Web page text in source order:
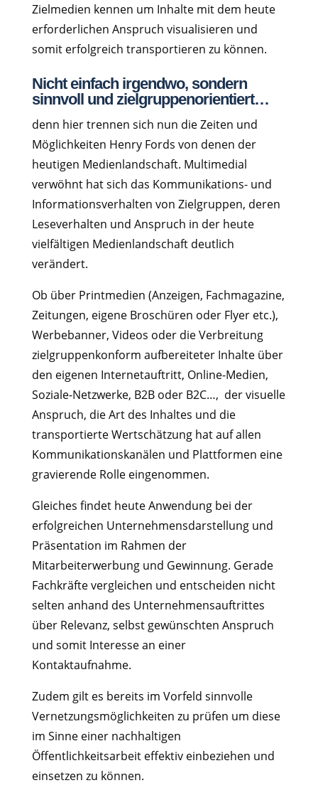
Zielmedien kennen um Inhalte mit dem heute
erforderlichen Anspruch visualisieren und
somit erfolgreich transportieren zu können.
Nicht einfach irgendwo, sondern
sinnvoll und zielgruppenorientiert…
denn hier trennen sich nun die Zeiten und
Möglichkeiten Henry Fords von denen der
heutigen Medienlandschaft. Multimedial
verwöhnt hat sich das Kommunikations- und
Informationsverhalten von Zielgruppen, deren
Leseverhalten und Anspruch in der heute
vielfältigen Medienlandschaft deutlich
verändert.
Ob über Printmedien (Anzeigen, Fachmagazine,
Zeitungen, eigene Broschüren oder Flyer etc.),
Werbebanner, Videos oder die Verbreitung
zielgruppenkonform aufbereiteter Inhalte über
den eigenen Internetauftritt, Online-Medien,
Soziale-Netzwerke, B2B oder B2C…, der visuelle
Anspruch, die Art des Inhaltes und die
transportierte Wertschätzung hat auf allen
Kommunikationskanälen und Plattformen eine
gravierende Rolle eingenommen.
Gleiches findet heute Anwendung bei der
erfolgreichen Unternehmensdarstellung und
Präsentation im Rahmen der
Mitarbeiterwerbung und Gewinnung. Gerade
Fachkräfte vergleichen und entscheiden nicht
selten anhand des Unternehmensauftrittes
über Relevanz, selbst gewünschten Anspruch
und somit Interesse an einer
Kontaktaufnahme.
Zudem gilt es bereits im Vorfeld sinnvolle
Vernetzungsmöglichkeiten zu prüfen um diese
im Sinne einer nachhaltigen
Öffentlichkeitsarbeit effektiv einbeziehen und
einsetzen zu können.